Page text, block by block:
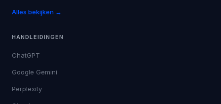
Alles bekijken →
HANDLEIDINGEN
ChatGPT
Google Gemini
Perplexity